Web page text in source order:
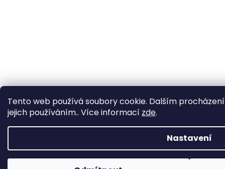
Tento web používá soubory cookie. Dalším
jejich používáním.. Více informací zde.
Nastavení